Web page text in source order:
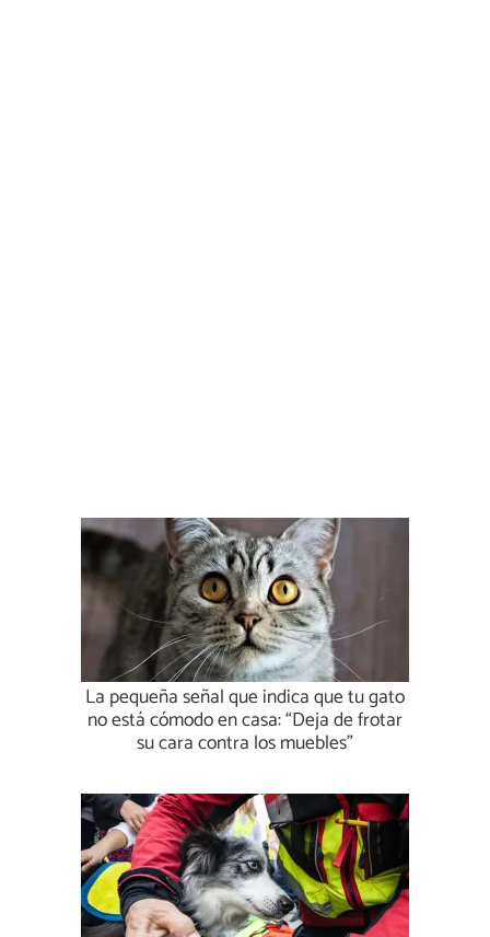
La pequeña señal que indica que tu gato
no está cómodo en casa: “Deja de frotar
su cara contra los muebles”